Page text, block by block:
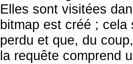
Elles sont visitées
bitmap est créé ;
perdu et que, du
la requête comprend